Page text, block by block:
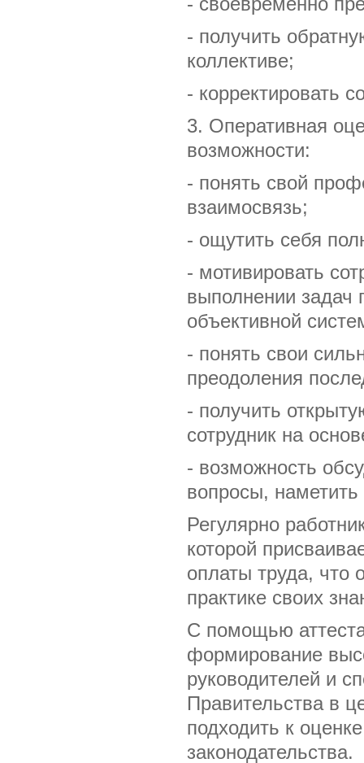
- получить
коллективе;
- корректировать
3. Оперативная
возможности:
- понять свой
взаимосвязь;
- ощутить себя
- мотивировать
выполнении задач
объективной
- понять свои
преодоления
- получить
сотрудник на
- возможность
вопросы,
Регулярно
которой
оплаты труда, что
практике своих
С помощью
формирование
руководителей и
Правительства в
подходить к
законодательства.